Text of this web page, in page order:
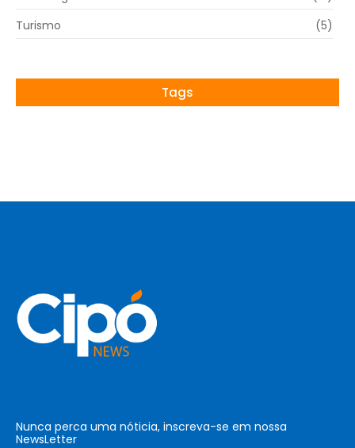
Turismo
(5)
Tags
Nunca perca uma nóticia, inscreva-se em nossa
NewsLetter